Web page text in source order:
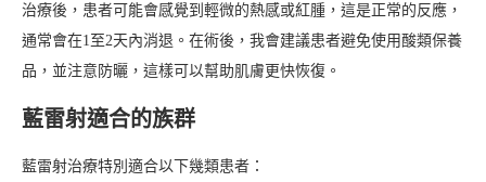
治療後，患者可能會感覺到輕微的熱感或紅腫，這是正常的反應，
通常會在1至2天內消退。在術後，我會建議患者避免使用酸類保養
品，並注意防曬，這樣可以幫助肌膚更快恢復。
藍雷射適合的族群
藍雷射治療特別適合以下幾類患者：